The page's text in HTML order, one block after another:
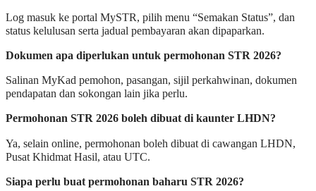
Log masuk ke portal MySTR, pilih menu “Semakan Status”, dan
status kelulusan serta jadual pembayaran akan dipaparkan.
Dokumen apa diperlukan untuk permohonan STR 2026?
Salinan MyKad pemohon, pasangan, sijil perkahwinan, dokumen
pendapatan dan sokongan lain jika perlu.
Permohonan STR 2026 boleh dibuat di kaunter LHDN?
Ya, selain online, permohonan boleh dibuat di cawangan LHDN,
Pusat Khidmat Hasil, atau UTC.
Siapa perlu buat permohonan baharu STR 2026?